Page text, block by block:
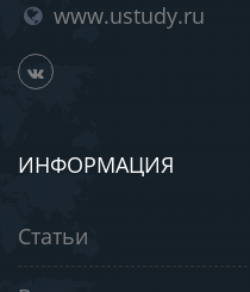
www.ustudy.ru
ИНФОРМАЦИЯ
Статьи